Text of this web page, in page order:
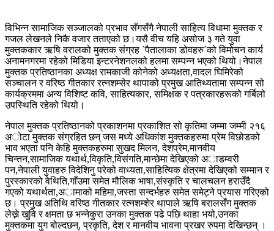
विभिन्न सामाजिक सञ्जालको प्रभाव सँगसँगै नेपाली साहित्य विधामा मुक्तक र
गजल लेखनले निकै वजार तताएको छ।यसै वीच यहि असोज ३ गते युवा
मुक्तककार ऋषि वरालको मुक्तक संग्रह `पैतालाका डोवहरु´को विमोचन कार्य
अनामनगरमा रहेको मिडिया इन्टरनेशनलको हलमा सम्पन्न भएको थियो।नेपाल
मुक्तक प्रतिष्ठानका अध्यक्ष रामकाजी कोनेको अध्यक्षता,वादल घिमिरेको
सञ्चालन र वरिष्ठ गीतकार रत्नशम्सेर थापाको प्रमुख आतिथ्यतामा सम्पन्न सो
कार्यक्रममा अन्य विशिष्ट कवि, साहित्यकार, समिक्षक र पत्रकारहरूको गर्बिलो
उपस्थिति रहेको थियो।
नेपाल मुक्तक प्रतिष्ठानको प्रकाशनमा प्रकाशित सो कृतिमा जम्मा जम्मी २१६
अोटा मुक्तक संग्रहित छन् जस मध्ये अधिकांश मुक्तकहरुमा प्रेम विछोडको
भाव भएता पनि केहि मुक्तकहरुमा सुखद मिलन, देशप्रेम,मानवीय
चिन्तन,सामाजिक यथार्थ,विकृति,विसंगति,मान्छेमा देखिएको अाडम्वरी
पन,नेपाली युवाहरु विदेशिनु परेको वाध्यता,साहित्यिक क्षेत्रमा देखिएको सम्मान र
पुरस्कारको वेथिति,गाँउमा समेत मौलिक भाषा,संस्कृति र चालचलन हराउँदै
गएको यथार्थता,अामाको महिमा,जस्ता सन्दर्भहरु समेत समेट्ने प्रयास गरिएको
छ। प्रमुख अतिथि वरिष्ठ गीतकार रत्नशम्शेर थापाले ऋषि बरालसँग मुक्तक
लेख्ने खुवि र क्षमता छ भन्नेकुरा उनका मुक्तक पढे पछि थाहा भयो,उनका
मुक्तकमा युग बोल्दछन्, प्रकृति, देश र मानवीय भावना प्रखर रुपमा देखिन्छन् ।